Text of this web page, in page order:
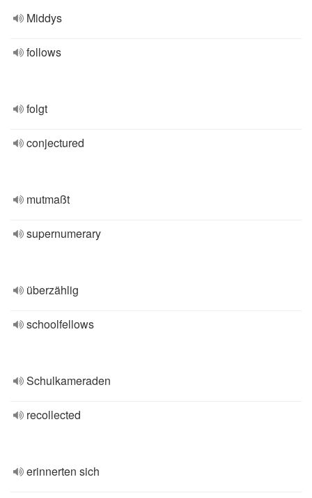
Middys
follows
folgt
conjectured
mutmaßt
supernumerary
überzählig
schoolfellows
Schulkameraden
recollected
erinnerten sich